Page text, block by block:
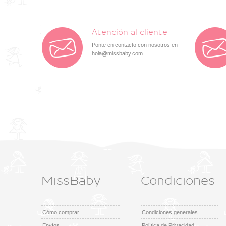
Atención al cliente
Ponte en contacto con nosotros en
hola@missbaby.com
MissBaby
Cómo comprar
Condiciones
Condiciones generales